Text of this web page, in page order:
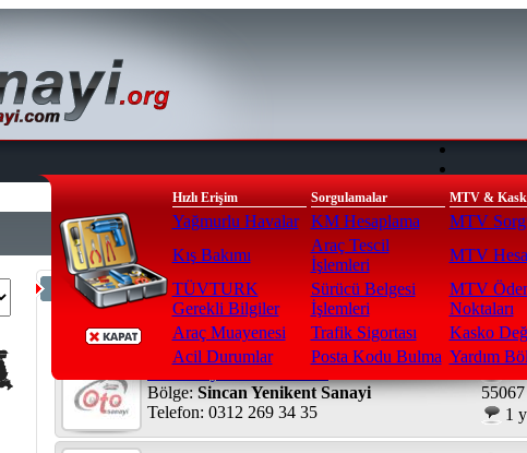
Hızlı Erişim Sorgulamalar MTV &
Yağmurlu Havalar KM Hesaplama
MTV
Kış Bakımı
Araç Tescil
İşlemleri
MTV
TÜVTURK
Gerekli Bilgiler
Sürücü Belgesi
İşlemleri
MTV
Noktaları
Araç Muayenesi
Trafik Sigortası
Kasko
Acil Durumlar
Posta Kodu Bulma Yardım
Anasayfa>Elektrik / Akü / Elektronik
Toplam Firma Sayısı; : 205
Bölge:Sincan Yenikent Sanayi
Telefon: 0312 269 34 35
1